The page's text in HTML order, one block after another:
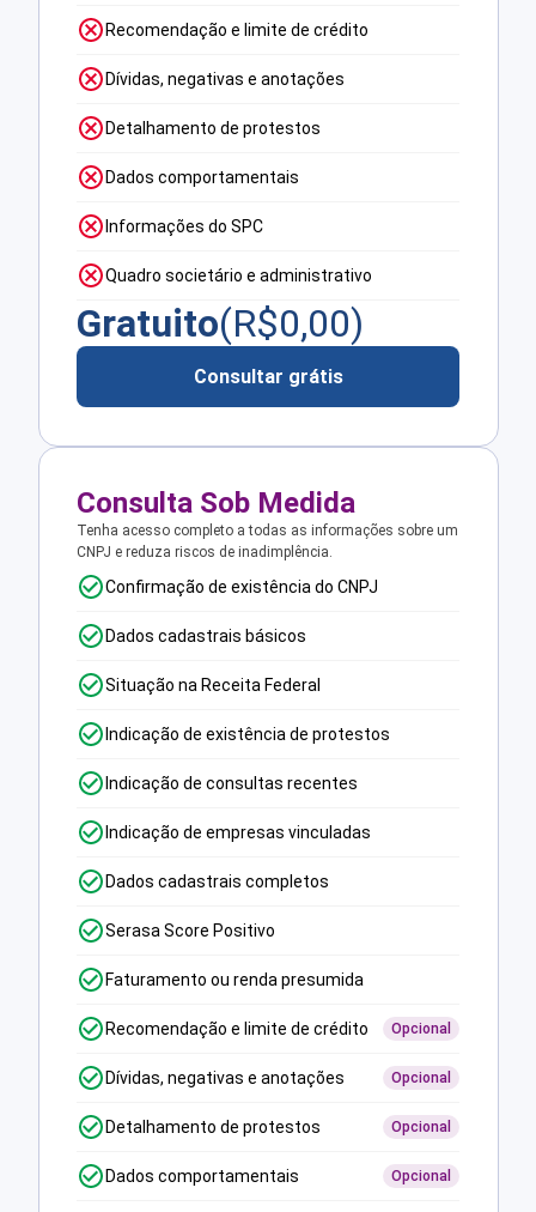
Recomendação e limite de crédito
Dívidas, negativas e anotações
Detalhamento de protestos
Dados comportamentais
Informações do SPC
Quadro societário e administrativo
Gratuito(R$0,00)
Consultar grátis
Consulta Sob Medida
Tenha acesso completo a todas as informações sobre um
CNPJ e reduza riscos de inadimplência.
Confirmação de existência do CNPJ
Dados cadastrais básicos
Situação na Receita Federal
Indicação de existência de protestos
Indicação de consultas recentes
Indicação de empresas vinculadas
Dados cadastrais completos
Serasa Score Positivo
Faturamento ou renda presumida
Recomendação e limite de crédito Opcional
Dívidas, negativas e anotações Opcional
Detalhamento de protestos Opcional
Dados comportamentais Opcional